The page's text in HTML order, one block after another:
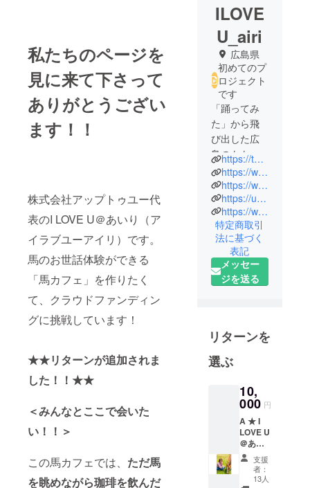
私たちのページを
見に来て下さって
ありがとうござい
ます！！
株式会社アップトゥユー代
表のI LOVE U＠あいり（ア
イラブユーアイリ）です。
馬のお世話体験ができる
「馬カフェ」を作りたく
て、クラウドファンディン
グに挑戦しています！
★★リターンが追加されま
した！！★★
＜みんなとここで会いた
い！！＞
この馬カフェでは、 ただ馬
を眺めながら珈琲を飲んだ
ILOVE
U_airi
広島県
初めてのプ
ロジェクト
です
「踊ってみ
た」から飛
び出した広
島のももド
ル、太もも
天使のI
LOVE U＠あ
いりです。
2012年に地
元広島でア
イドル活動
をスタート
迎えること
た。高校3年
イドル活動
を本格化さ
せるべく立
ち上げた、
イベント企
画や芸能プ
https://twitter.com/airi5150
https://www.facebook.com/airi5150
https://www.instagram.com/iloveu_airi/
https://uptoyou.haru.gs/
https://www.youtube.com/@iloveu5150
特定商取引
法に基づく
表記
メッセー
ジを送る
リターンを
選ぶ
10,
000 円
A ★ I
LOVE U
＠あい
りの指
導が受
けられ
支援
者：
13人